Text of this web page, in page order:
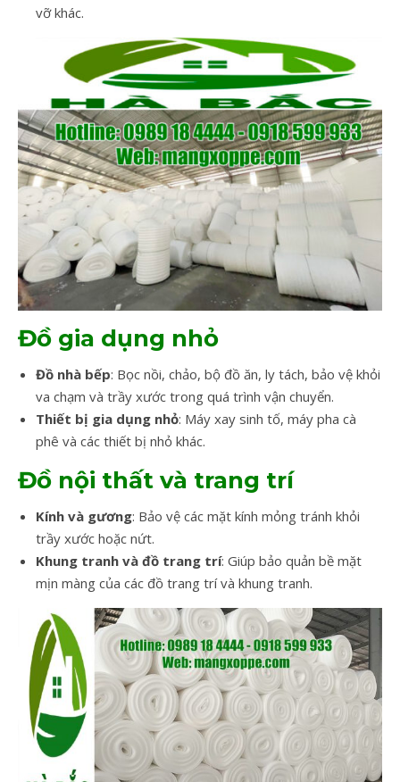
vỡ khác.
Đồ gia dụng nhỏ
Đồ nhà bếp: Bọc nồi, chảo, bộ đồ ăn, ly tách, bảo vệ khỏi
va chạm và trầy xước trong quá trình vận chuyển.
Thiết bị gia dụng nhỏ: Máy xay sinh tố, máy pha cà
phê và các thiết bị nhỏ khác.
Đồ nội thất và trang trí
Kính và gương: Bảo vệ các mặt kính mỏng tránh khỏi
trầy xước hoặc nứt.
Khung tranh và đồ trang trí: Giúp bảo quản bề mặt
mịn màng của các đồ trang trí và khung tranh.